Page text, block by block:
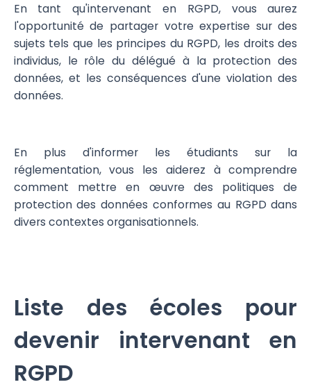
En tant qu'intervenant en RGPD, vous aurez
l'opportunité de partager votre expertise sur des
sujets tels que les principes du RGPD, les droits des
individus, le rôle du délégué à la protection des
données, et les conséquences d'une violation des
données.
En plus d'informer les étudiants sur la
réglementation, vous les aiderez à comprendre
comment mettre en œuvre des politiques de
protection des données conformes au RGPD dans
divers contextes organisationnels.
Liste des écoles pour
devenir intervenant en
RGPD